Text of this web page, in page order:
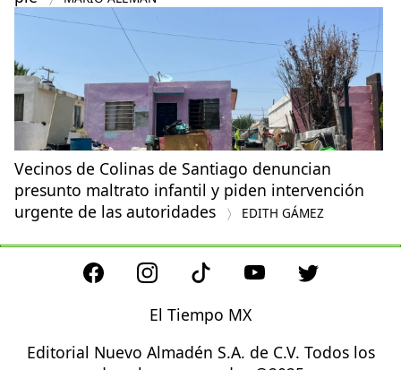
Vecinos de Colinas de Santiago denuncian
presunto maltrato infantil y piden intervención
urgente de las autoridades
EDITH GÁMEZ
El Tiempo MX
Editorial Nuevo Almadén S.A. de C.V. Todos los